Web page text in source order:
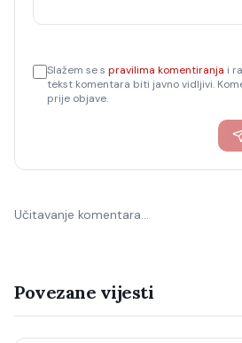
Slažem se s pravilima komentiranja i
tekst komentara biti javno vidljivi.
prije objave.
Učitavanje komentara…
Povezane vijesti